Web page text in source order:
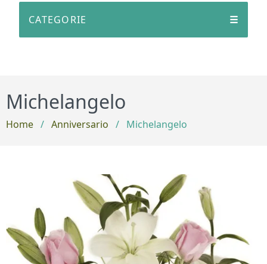
CATEGORIE ☰
Michelangelo
Home / Anniversario / Michelangelo